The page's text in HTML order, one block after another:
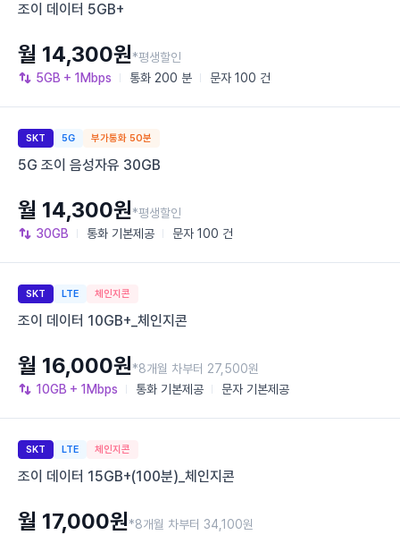
조이 데이터 5GB+
5GB + 1Mbps 통화 200 분 문자 100 건
월 14,300원*평생할인
SKT 5G 부가통화 50분
5G 조이 음성자유 30GB
30GB 통화 기본제공 문자 100 건
월 14,300원*평생할인
SKT LTE 체인지콘
조이 데이터 10GB+_체인지콘
10GB + 1Mbps 통화 기본제공 문자 기본제공
월 16,000원*8개월 차부터 27,500원
SKT LTE 체인지콘
조이 데이터 15GB+(100분)_체인지콘
월 17,000원*8개월 차부터 34,100원